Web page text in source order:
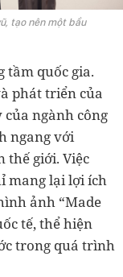
tạo nên một bầu
tầm quốc gia.
phát triển của
ngành công
ngang với
thế giới. Việc
mang lại lợi ích
ảnh “Made
tế, thể hiện
trong quá trình